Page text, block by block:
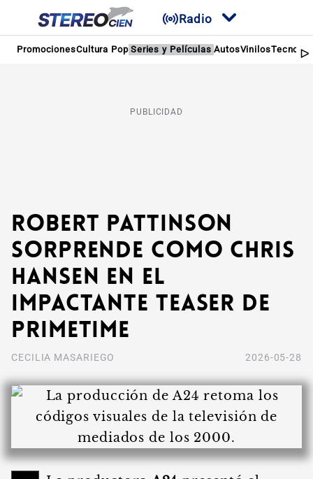
Radio
PromocionesCultura Pop Series y Películas AutosVinilos
PUBLICIDAD
Robert Pattinson
sorprende como Chris
Hansen en el
impactante teaser de
Primetime
CECILIA MASARIEGO 2026-05-28